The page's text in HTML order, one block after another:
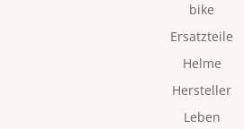
bike
Ersatzteile
Helme
Hersteller
Leben